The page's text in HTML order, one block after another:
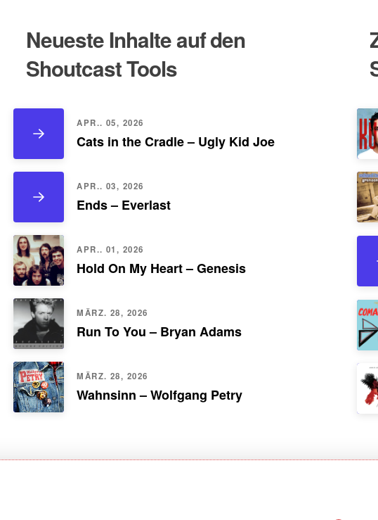
Neueste Inhalte auf den
Shoutcast Tools
APR.. 05, 2026
Cats in the Cradle – Ugly Kid Joe
APR.. 03, 2026
Ends – Everlast
APR.. 01, 2026
Hold On My Heart – Genesis
MÄRZ. 28, 2026
Run To You – Bryan Adams
MÄRZ. 28, 2026
Wahnsinn – Wolfgang Petry